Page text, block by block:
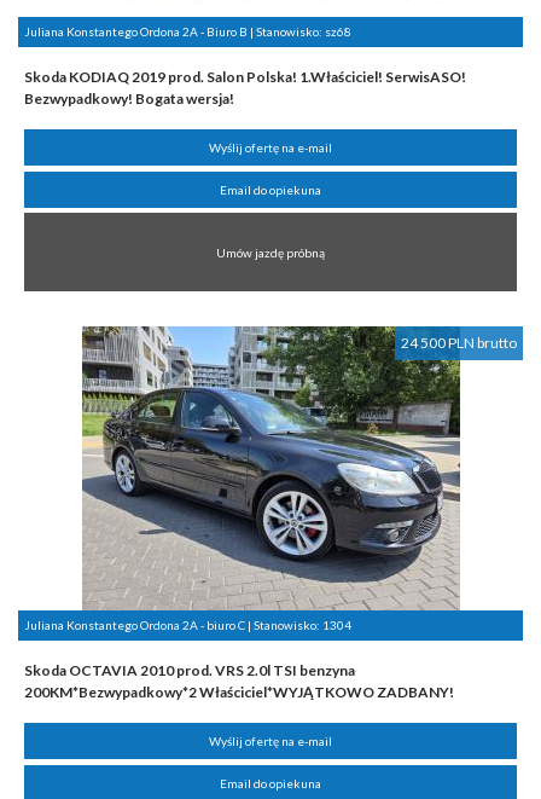
Juliana Konstantego Ordona 2A - Biuro B | Stanowisko: sz68
Skoda KODIAQ 2019 prod. Salon Polska! 1.Właściciel! SerwisASO!
Bezwypadkowy! Bogata wersja!
Wyślij ofertę na e-mail
Email do opiekuna
Umów jazdę próbną
24 500 PLN brutto
Juliana Konstantego Ordona 2A - biuro C | Stanowisko: 1304
Skoda OCTAVIA 2010 prod. VRS 2.0l TSI benzyna
200KM*Bezwypadkowy*2 Właściciel*WYJĄTKOWO ZADBANY!
Wyślij ofertę na e-mail
Email do opiekuna